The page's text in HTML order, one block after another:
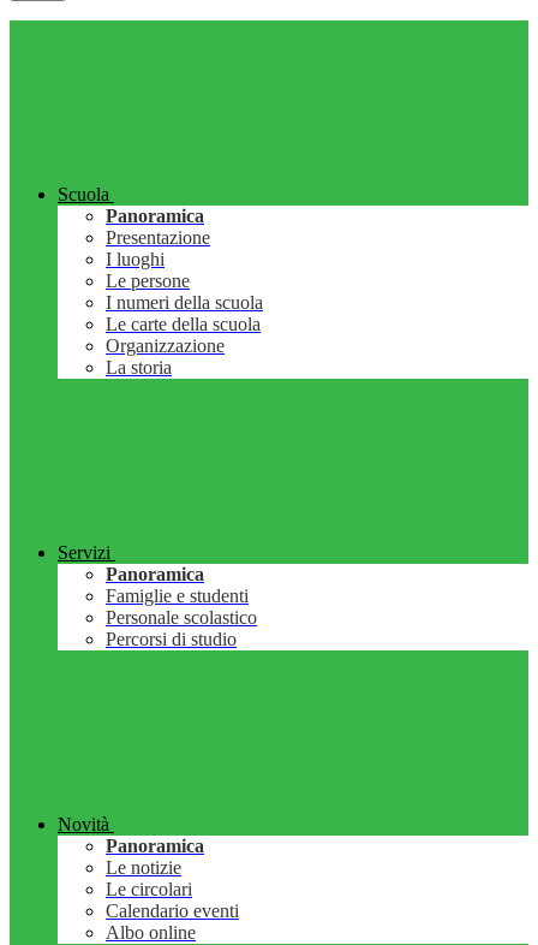
Scuola
Panoramica
Presentazione
I luoghi
Le persone
I numeri della scuola
Le carte della scuola
Organizzazione
La storia
Servizi
Panoramica
Famiglie e studenti
Personale scolastico
Percorsi di studio
Novità
Panoramica
Le notizie
Le circolari
Calendario eventi
Albo online